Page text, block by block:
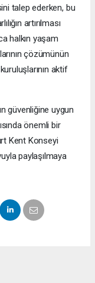
talep ederken, bu
artırılması
halkın yaşam
çözümünün
aktif
güvenliğine uygun
önemli bir
Kent Konseyi
paylaşılmaya